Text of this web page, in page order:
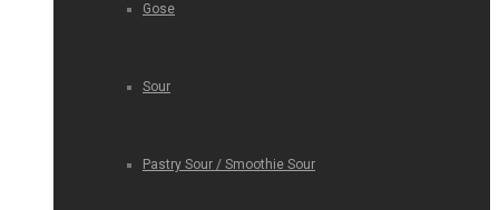
Gose
Sour
Pastry Sour / Smoothie Sour